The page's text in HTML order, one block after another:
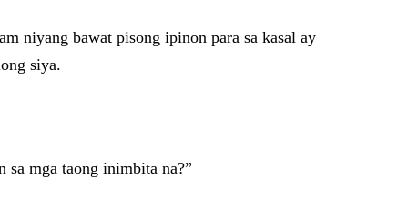
niyang bawat pisong ipinon para sa kasal ay
siya.
sa mga taong inimbita na?”